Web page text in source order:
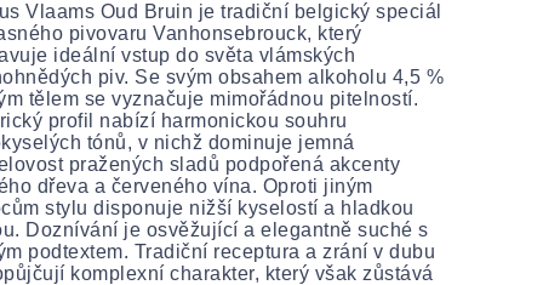
Vlaams Oud Bruin je tradiční belgický speciál
pivovaru Vanhonsebrouck, který
ideální vstup do světa vlámských
piv. Se svým obsahem alkoholu 4,5 %
tělem se vyznačuje mimořádnou pitelností.
profil nabízí harmonickou souhru
tónů, v nichž dominuje jemná
pražených sladů podpořená akcenty
dřeva a červeného vína. Oproti jiným
stylu disponuje nižší kyselostí a hladkou
Doznívání je osvěžující a elegantně suché s
podtextem. Tradiční receptura a zrání v dubu
komplexní charakter, který však zůstává